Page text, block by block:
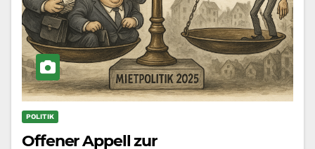
POLITIK
Offener Appell zur